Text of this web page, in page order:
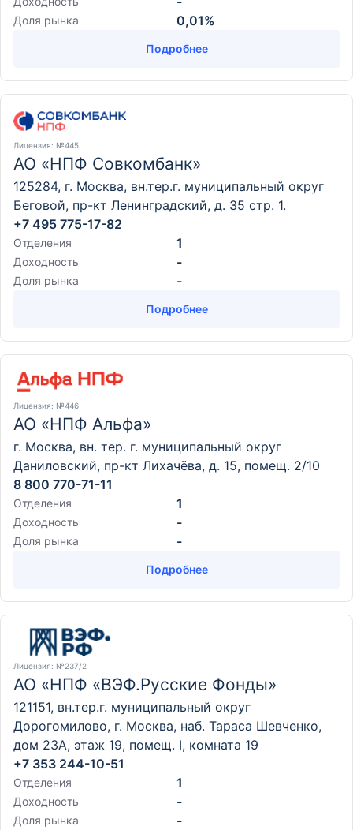
Доля рынка 0,01%
Подробнее
Лицензия: №445
АО «НПФ Совкомбанк»
125284, г. Москва, вн.тер.г. муниципальный округ
Беговой, пр-кт Ленинградский, д. 35 стр. 1.
+7 495 775-17-82
Отделения 1
Доходность -
Доля рынка -
Подробнее
Лицензия: №446
АО «НПФ Альфа»
г. Москва, вн. тер. г. муниципальный округ
Даниловский, пр-кт Лихачёва, д. 15, помещ. 2/10
8 800 770-71-11
Отделения 1
Доходность -
Доля рынка -
Подробнее
Лицензия: №237/2
АО «НПФ «ВЭФ.Русские Фонды»
121151, вн.тер.г. муниципальный округ
Дорогомилово, г. Москва, наб. Тараса Шевченко,
дом 23А, этаж 19, помещ. I, комната 19
+7 353 244-10-51
Отделения 1
Доходность -
Доля рынка -